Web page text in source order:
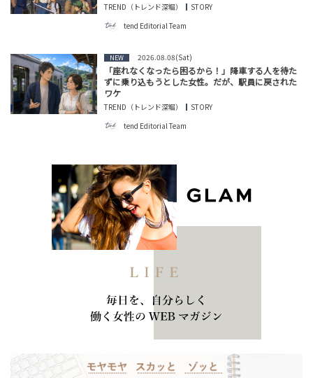
TREND（トレンド深堀）
STORY
tend Editorial Team
NEW 2026.08.08(Sat)
「座れなくなったら困るから！」降車する人を待た
ずに乗り込もうとした女性。だが、駅員に戻された
ワケ
TREND（トレンド深堀）
STORY
tend Editorial Team